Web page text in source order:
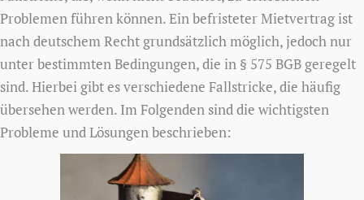
Problemen führen können. Ein befristeter Mietvertrag ist
nach deutschem Recht grundsätzlich möglich, jedoch nur
unter bestimmten Bedingungen, die in § 575 BGB geregelt
sind. Hierbei gibt es verschiedene Fallstricke, die häufig
übersehen werden. Im Folgenden sind die wichtigsten
Probleme und Lösungen beschrieben: